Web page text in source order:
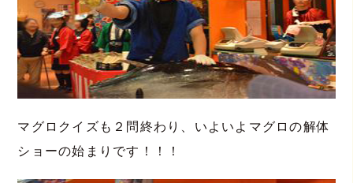
マグロクイズも２問終わり、いよいよマグロの解体
ショーの始まりです！！！